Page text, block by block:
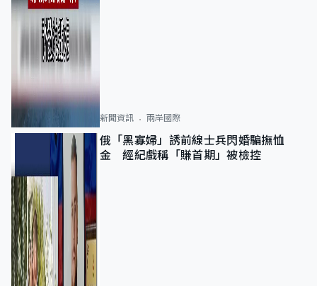
新聞資訊 兩岸國際
俄「黑寡婦」誘前線士兵閃婚騙撫恤
金 經紀戲稱「賺首期」被檢控